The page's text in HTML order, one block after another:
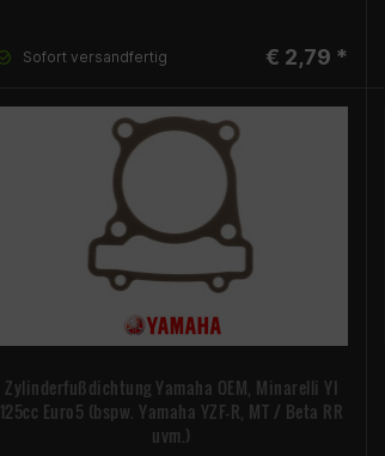
Sofort versandfertig € 2,79 *
Zylinderfußdichtung Yamaha OEM, Minarelli YI
125cc Euro5 (bspw. Yamaha YZF-R, MT / Beta RR
uvm.)